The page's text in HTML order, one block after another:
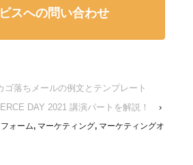
スへの問い合わせ
ゴ落ちメールの例文とテンプレート
DAY 2021 講演パートを解説！
›
フォーム, マーケティング, マーケティングオ